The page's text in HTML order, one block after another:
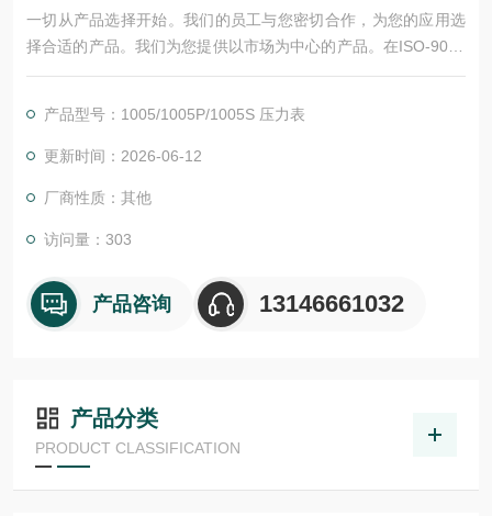
一切从产品选择开始。我们的员工与您密切合作，为您的应用选
择合适的产品。我们为您提供以市场为中心的产品。在ISO-9001
认证的生产基地生产的产品，经过严格的测试和批准程序的验
您提供帮助。我们还为您提供工具来*您的项目:
尾流频率计算器 （WFC）美国ASHCROFT雅斯科
产品型号：1005/1005P/1005S 压力表
更新时间：2026-06-12
厂商性质：其他
访问量：303
产品咨询 13146661032
产品分类
PRODUCT CLASSIFICATION